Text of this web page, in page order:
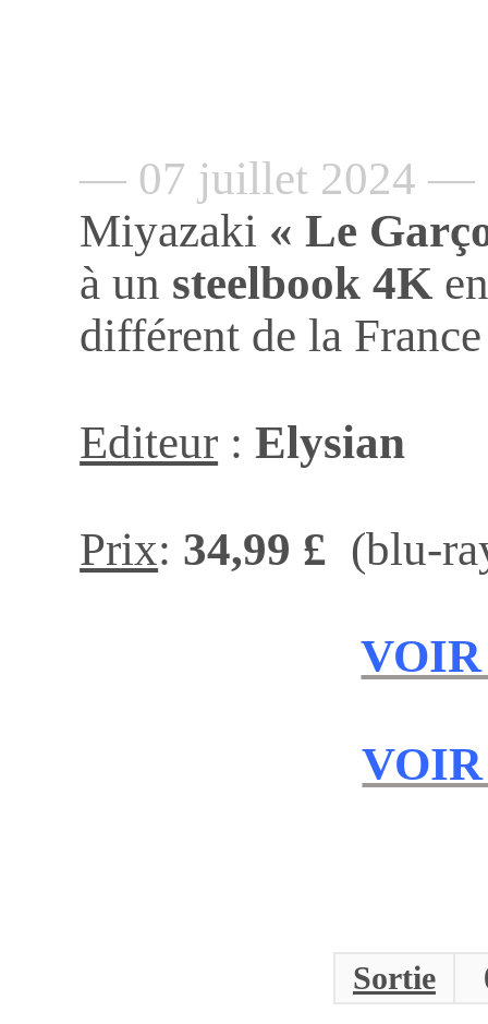
— 07 juillet 2024 —
Miyazaki « Le
à un steelbook 4K
différent de la
Editeur :Elysian
Prix: 34,99 £ (blu-
VOIR
Sortie